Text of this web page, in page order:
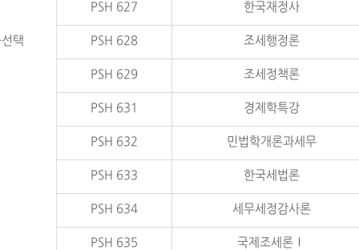
택
PSH 627 한국재정사
PSH 628 조세행정론
PSH 629 조세정책론
PSH 631 경제학특강
PSH 632 민법학개론과세무
PSH 633 한국세법론
PSH 634 세무세정감사론
PSH 635 국제조세론Ⅰ